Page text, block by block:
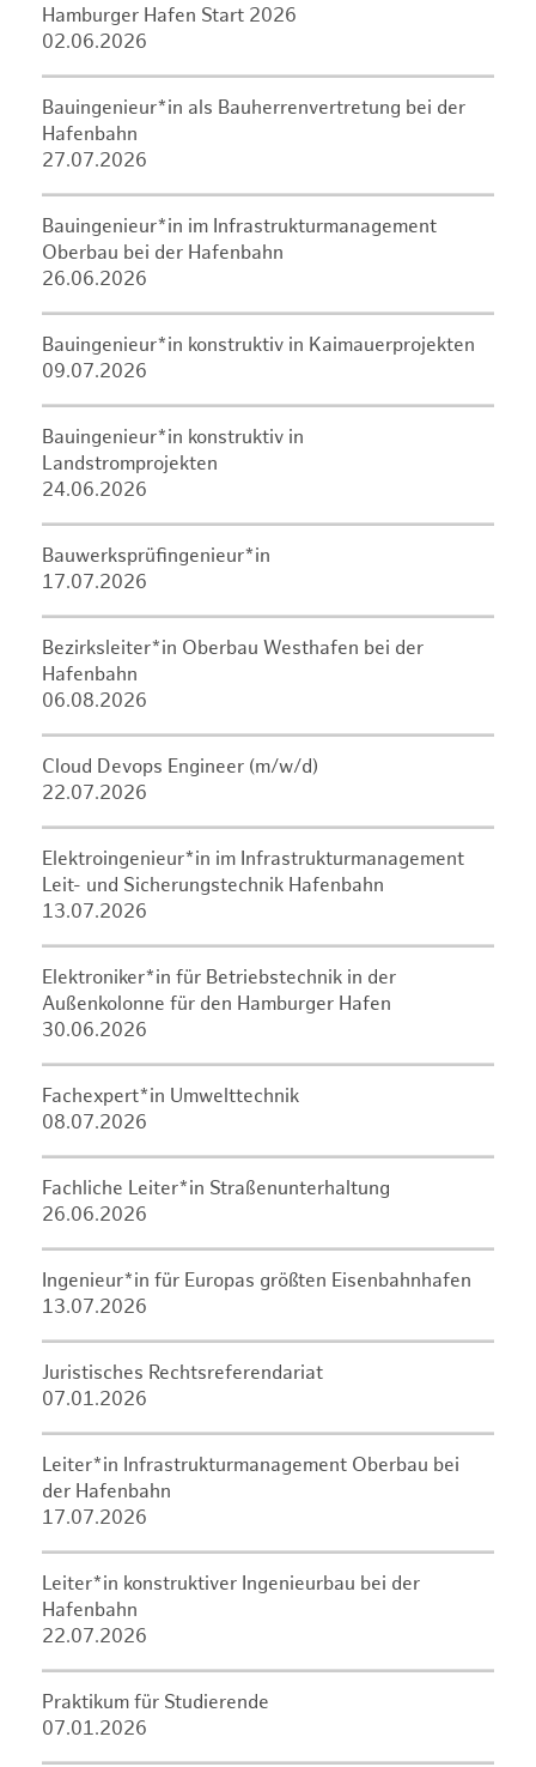
Hamburger Hafen Start 2026
02.06.2026
Bauingenieur*in als Bauherrenvertretung bei der
Hafenbahn
27.07.2026
Bauingenieur*in im Infrastrukturmanagement
Oberbau bei der Hafenbahn
26.06.2026
Bauingenieur*in konstruktiv in Kaimauerprojekten
09.07.2026
Bauingenieur*in konstruktiv in
Landstromprojekten
24.06.2026
Bauwerksprüfingenieur*in
17.07.2026
Bezirksleiter*in Oberbau Westhafen bei der
Hafenbahn
06.08.2026
Cloud Devops Engineer (m/w/d)
22.07.2026
Elektroingenieur*in im Infrastrukturmanagement
Leit- und Sicherungstechnik Hafenbahn
13.07.2026
Elektroniker*in für Betriebstechnik in der
Außenkolonne für den Hamburger Hafen
30.06.2026
Fachexpert*in Umwelttechnik
08.07.2026
Fachliche Leiter*in Straßenunterhaltung
26.06.2026
Ingenieur*in für Europas größten Eisenbahnhafen
13.07.2026
Juristisches Rechtsreferendariat
07.01.2026
Leiter*in Infrastrukturmanagement Oberbau bei
der Hafenbahn
17.07.2026
Leiter*in konstruktiver Ingenieurbau bei der
Hafenbahn
22.07.2026
Praktikum für Studierende
07.01.2026